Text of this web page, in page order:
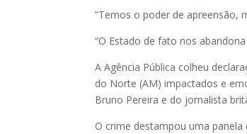
“Temos o poder de apreensão,
“O Estado de fato nos
A Agência Pública colheu
do Norte (AM) impactados e
Bruno Pereira e do jornalista
O crime destampou uma